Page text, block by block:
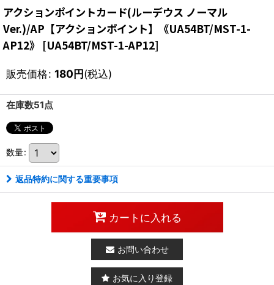
アクションポイントカード(ルーデウス ノーマル
Ver.)/AP【アクションポイント】《UA54BT/MST-1-
AP12》 [UA54BT/MST-1-AP12]
販売価格: 180円(税込)
在庫数51点
数量:
返品特約に関する重要事項
カートに入れる
お問い合わせ
お気に入り登録